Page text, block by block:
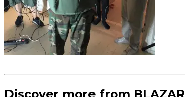
Discover more from BLAZAR